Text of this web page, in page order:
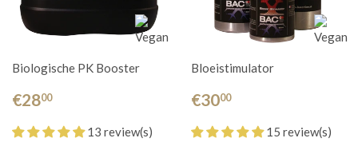
Biologische PK Booster
€2800
13 review(s)
Bloeistimulator
€3000
15 review(s)